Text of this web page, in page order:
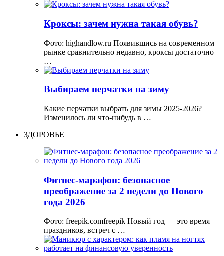
Кроксы: зачем нужна такая обувь?
Фото: highandlow.ru Появившись на современном
рынке сравнительно недавно, кроксы достаточно
…
Выбираем перчатки на зиму
Какие перчатки выбрать для зимы 2025-2026?
Изменилось ли что-нибудь в …
ЗДОРОВЬЕ
Фитнес-марафон: безопасное
преображение за 2 недели до Нового
года 2026
Фото: freepik.comfreepik Новый год — это время
праздников, встреч с …